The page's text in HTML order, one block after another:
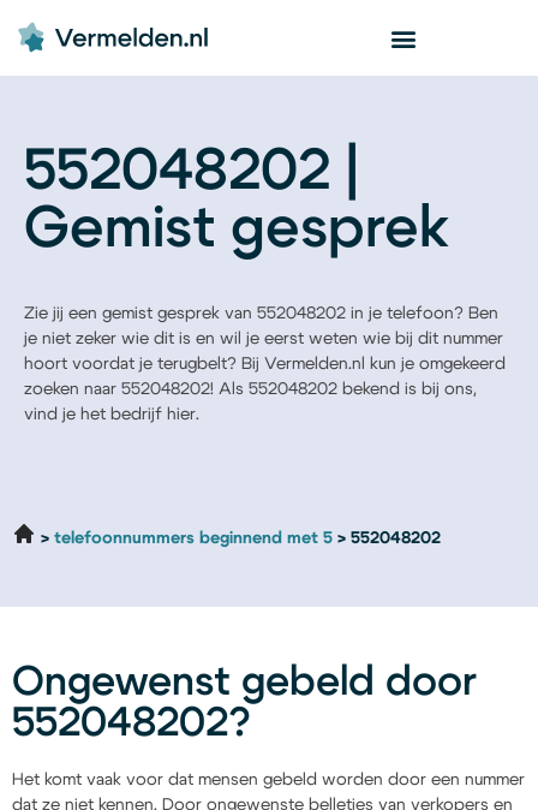
552048202 |
Gemist gesprek
Zie jij een gemist gesprek van 552048202 in je telefoon? Ben
je niet zeker wie dit is en wil je eerst weten wie bij dit nummer
hoort voordat je terugbelt? Bij Vermelden.nl kun je omgekeerd
zoeken naar 552048202! Als 552048202 bekend is bij ons,
vind je het bedrijf hier.
telefoonnummers beginnend met 5 552048202
Ongewenst gebeld door
552048202?
Het komt vaak voor dat mensen gebeld worden door een nummer
dat ze niet kennen. Door ongewenste belletjes van verkopers en